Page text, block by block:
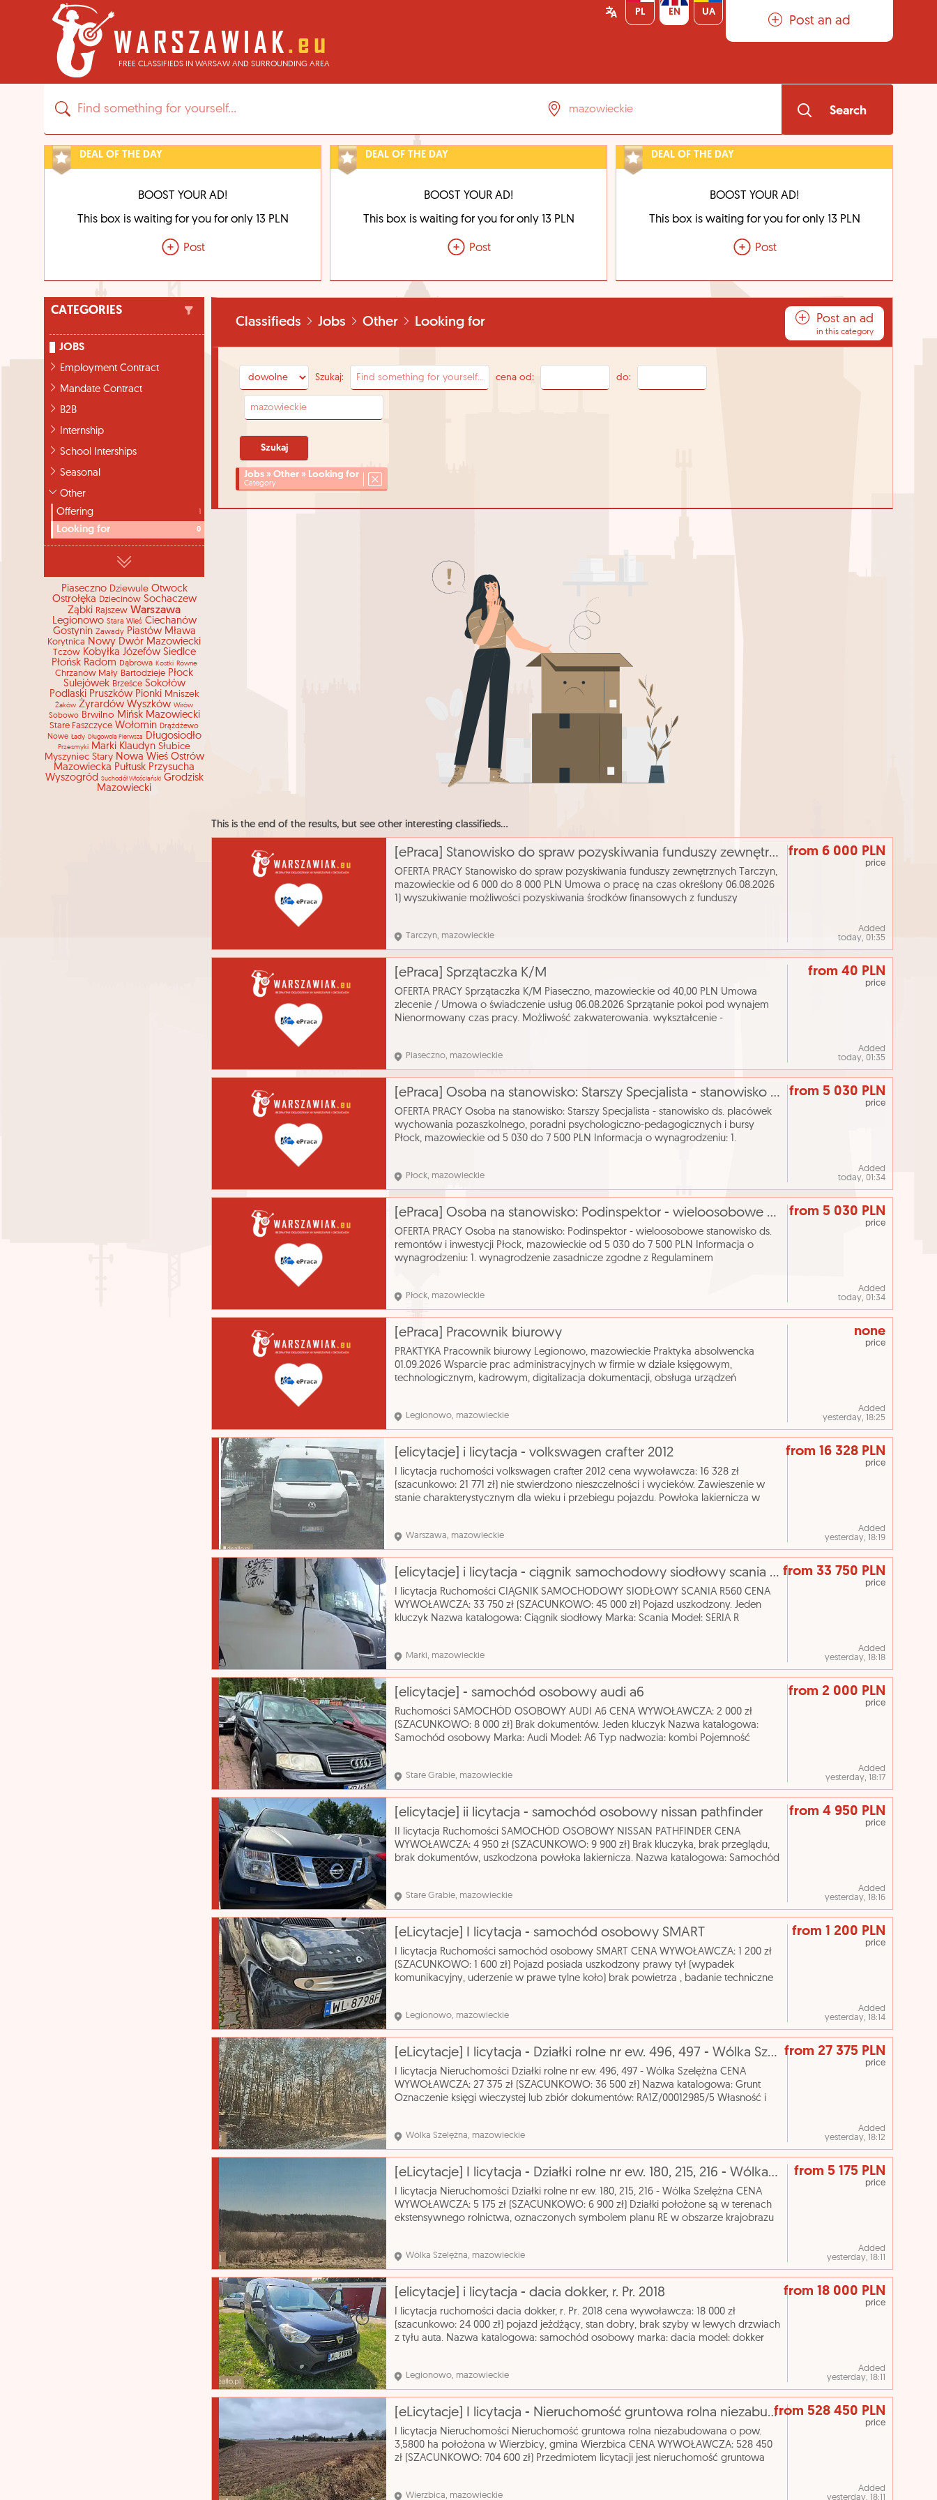
FREE CLASSIFIEDS IN WARSAW AND SURROUNDING AREA
Post an ad
PL EN UA
Search
DEAL OF THE DAY
BOOST YOUR AD!
This box is waiting for you for only 13 PLN
Post
DEAL OF THE DAY
BOOST YOUR AD!
This box is waiting for you for only 13 PLN
Post
DEAL OF THE DAY
BOOST YOUR AD!
This box is waiting for you for only 13 PLN
Post
CATEGORIES
JOBS
Employment Contract
Mandate Contract
B2B
Internship
School Interships
Seasonal
Other
Offering
Looking for 0
Piaseczno Dziewule Otwock
Ostrołęka Dziecinów Sochaczew
Ząbki Rajszew Warszawa
Legionowo Stara Wieś Ciechanów
Gostynin Zawady Piastów Mława
Korytnica Nowy Dwór Mazowiecki
Tczów Kobyłka Józefów Siedlce
Płońsk Radom Dąbrowa Kostki Równe
Chrzanów Mały Bartodzieje Płock
Sulejówek Brześce Sokołów
Podlaski Pruszków Pionki Mniszek
Żaków Żyrardów Wyszków Wirów
Sobowo Brwilno Mińsk Mazowiecki
Stare Faszczyce Wołomin Drążdżewo
Nowe Łady Długowola Pierwsza Długosiodło
Przesmyki Marki Klaudyn Słubice
Myszyniec Stary Nowa Wieś Ostrów
Mazowiecka Pułtusk Przysucha
Wyszogród Suchodół Włościański
Grodzisk
Mazowiecki
Classifieds Jobs Other Looking for Post an ad
in this category
Szukaj: cena od: do:
Jobs » Other » Looking for
Category
This is the end of the results, but see other interesting classifieds...
[ePraca] Stanowisko do spraw pozyskiwania funduszy zewnętrznych
OFERTA PRACY Stanowisko do spraw pozyskiwania funduszy zewnętrznych Tarczyn,
mazowieckie od 6 000 do 8 000 PLN Umowa o pracę na czas określony 06.08.2026
1) wyszukiwanie możliwości pozyskiwania środków finansowych z funduszy
from 6 000 PLN
price
Added
today, 01:35
Tarczyn, mazowieckie
[ePraca] Sprzątaczka K/M
OFERTA PRACY Sprzątaczka K/M Piaseczno, mazowieckie od 40,00 PLN Umowa
zlecenie / Umowa o świadczenie usług 06.08.2026 Sprzątanie pokoi pod wynajem
Nienormowany czas pracy. Możliwość zakwaterowania. wykształcenie -
from 40 PLN
price
Added
today, 01:35
Piaseczno, mazowieckie
[ePraca] Osoba na stanowisko: Starszy Specjalista - stanowisko ds. placówek wychowania pozaszkolnego
OFERTA PRACY Osoba na stanowisko: Starszy Specjalista - stanowisko ds. placówek
wychowania pozaszkolnego, poradni psychologiczno-pedagogicznych i bursy
Płock, mazowieckie od 5 030 do 7 500 PLN Informacja o wynagrodzeniu: 1.
from 5 030 PLN
price
Added
today, 01:34
Płock, mazowieckie
[ePraca] Osoba na stanowisko: Podinspektor - wieloosobowe stanowisko ds. remontów i inwestycji
OFERTA PRACY Osoba na stanowisko: Podinspektor - wieloosobowe stanowisko ds.
remontów i inwestycji Płock, mazowieckie od 5 030 do 7 500 PLN Informacja o
wynagrodzeniu: 1. wynagrodzenie zasadnicze zgodne z Regulaminem
from 5 030 PLN
price
Added
today, 01:34
Płock, mazowieckie
[ePraca] Pracownik biurowy
PRAKTYKA Pracownik biurowy Legionowo, mazowieckie Praktyka absolwencka
01.09.2026 Wsparcie prac administracyjnych w firmie w dziale księgowym,
technologicznym, kadrowym, digitalizacja dokumentacji, obsługa urządzeń
none
price
Added
yesterday, 18:25
Legionowo, mazowieckie
[elicytacje] i licytacja - volkswagen crafter 2012
I licytacja ruchomości volkswagen crafter 2012 cena wywoławcza: 16 328 zł
(szacunkowo: 21 771 zł) nie stwierdzono nieszczelności i wycieków. Zawieszenie w
stanie charakterystycznym dla wieku i przebiegu pojazdu. Powłoka lakiernicza w
from 16 328 PLN
price
Added
yesterday, 18:19
Warszawa, mazowieckie
[elicytacje] i licytacja - ciągnik samochodowy siodłowy scania r560
I licytacja Ruchomości CIĄGNIK SAMOCHODOWY SIODŁOWY SCANIA R560 CENA
WYWOŁAWCZA: 33 750 zł (SZACUNKOWO: 45 000 zł) Pojazd uszkodzony. Jeden
kluczyk Nazwa katalogowa: Ciągnik siodłowy Marka: Scania Model: SERIA R
from 33 750 PLN
price
Added
yesterday, 18:18
Marki, mazowieckie
[elicytacje] - samochód osobowy audi a6
Ruchomości SAMOCHÓD OSOBOWY AUDI A6 CENA WYWOŁAWCZA: 2 000 zł
(SZACUNKOWO: 8 000 zł) Brak dokumentów. Jeden kluczyk Nazwa katalogowa:
Samochód osobowy Marka: Audi Model: A6 Typ nadwozia: kombi Pojemność
from 2 000 PLN
price
Added
yesterday, 18:17
Stare Grabie, mazowieckie
[elicytacje] ii licytacja - samochód osobowy nissan pathfinder
II licytacja Ruchomości SAMOCHÓD OSOBOWY NISSAN PATHFINDER CENA
WYWOŁAWCZA: 4 950 zł (SZACUNKOWO: 9 900 zł) Brak kluczyka, brak przeglądu,
brak dokumentów, uszkodzona powłoka lakiernicza. Nazwa katalogowa: Samochód
from 4 950 PLN
price
Added
yesterday, 18:16
Stare Grabie, mazowieckie
[eLicytacje] I licytacja - samochód osobowy SMART
I licytacja Ruchomości samochód osobowy SMART CENA WYWOŁAWCZA: 1 200 zł
(SZACUNKOWO: 1 600 zł) Pojazd posiada uszkodzony prawy tył (wypadek
komunikacyjny, uderzenie w prawe tylne koło) brak powietrza , badanie techniczne
from 1 200 PLN
price
Added
yesterday, 18:14
Legionowo, mazowieckie
[eLicytacje] I licytacja - Działki rolne nr ew. 496, 497 - Wólka Szelężna
I licytacja Nieruchomości Działki rolne nr ew. 496, 497 - Wólka Szelężna CENA
WYWOŁAWCZA: 27 375 zł (SZACUNKOWO: 36 500 zł) Nazwa katalogowa: Grunt
Oznaczenie księgi wieczystej lub zbiór dokumentów: RA1Z/00012985/5 Własność i
from 27 375 PLN
price
Added
yesterday, 18:12
Wólka Szelężna, mazowieckie
[eLicytacje] I licytacja - Działki rolne nr ew. 180, 215, 216 - Wólka Szelężna
I licytacja Nieruchomości Działki rolne nr ew. 180, 215, 216 - Wólka Szelężna CENA
WYWOŁAWCZA: 5 175 zł (SZACUNKOWO: 6 900 zł) Działki położone są w terenach
ekstensywnego rolnictwa, oznaczonych symbolem planu RE w obszarze krajobrazu
from 5 175 PLN
price
Added
yesterday, 18:11
Wólka Szelężna, mazowieckie
[elicytacje] i licytacja - dacia dokker, r. Pr. 2018
I licytacja ruchomości dacia dokker, r. Pr. 2018 cena wywoławcza: 18 000 zł
(szacunkowo: 24 000 zł) pojazd jeżdżący, stan dobry, brak szyby w lewych drzwiach
z tyłu auta. Nazwa katalogowa: samochód osobowy marka: dacia model: dokker
from 18 000 PLN
price
Added
yesterday, 18:11
Legionowo, mazowieckie
[eLicytacje] I licytacja - Nieruchomość gruntowa rolna niezabudowana o pow. 3,5800 ha położona w Wie
I licytacja Nieruchomości Nieruchomość gruntowa rolna niezabudowana o pow.
3,5800 ha położona w Wierzbicy, gmina Wierzbica CENA WYWOŁAWCZA: 528 450
zł (SZACUNKOWO: 704 600 zł) Przedmiotem licytacji jest nieruchomość gruntowa
from 528 450 PLN
price
Added
yesterday, 18:11
Wierzbica, mazowieckie